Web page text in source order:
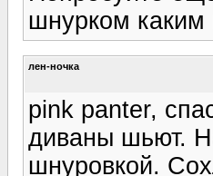
шнурком каким
лен-ночка
pink panter,
диваны шьют.
шнуровкой.